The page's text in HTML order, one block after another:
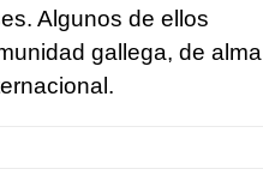
Algunos de ellos
gallega, de alma